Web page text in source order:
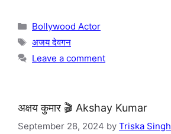
Categories
Bollywood Actor
Tags
अजय देवगन
Leave a comment
अक्षय कुमार 🎬 Akshay Kumar
September 28, 2024 by Triska Singh